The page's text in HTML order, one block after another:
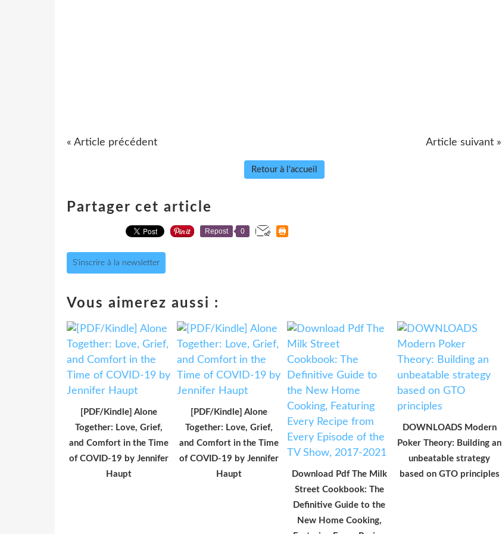
« Article précédent Article suivant »
Retour à l'accueil
Partager cet article
Repost 0
S'inscrire à la newsletter
Vous aimerez aussi :
[PDF/Kindle] Alone
Together: Love, Grief,
and Comfort in the Time
of COVID-19 by Jennifer
Haupt
[PDF/Kindle] Alone
Together: Love, Grief,
and Comfort in the Time
of COVID-19 by Jennifer
Haupt
Download Pdf The Milk
Street Cookbook: The
Definitive Guide to the
New Home Cooking,
DOWNLOADS Modern
Poker Theory: Building an
unbeatable strategy
based on GTO principles